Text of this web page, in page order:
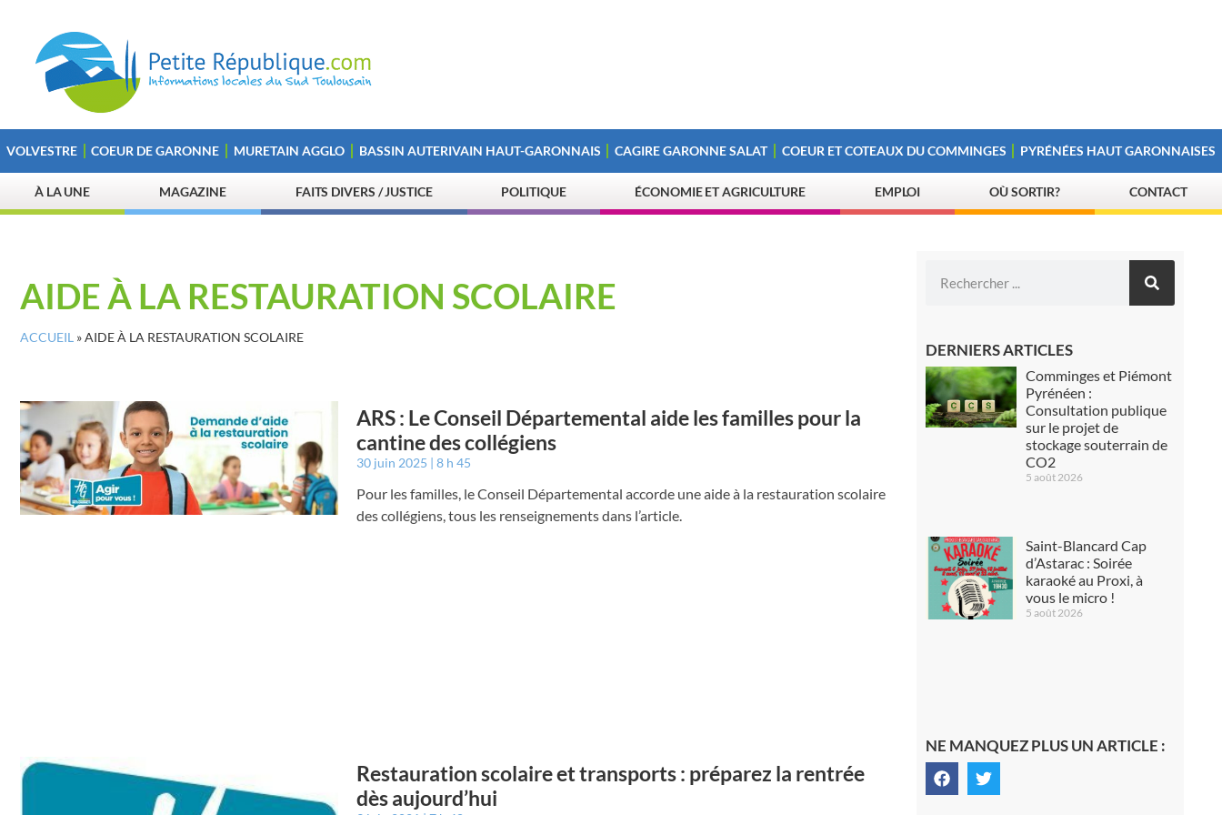
VOLVESTRE COEUR DE GARONNE MURETAIN AGGLO BASSIN AUTERIVAIN HAUT-GARONNAIS CAGIRE GARONNE SALAT COEUR ET COTEAUX DU COMMINGES PYRÉNÉES HAUT GARONNAISES
À LA UNE MAGAZINE FAITS DIVERS / JUSTICE POLITIQUE ÉCONOMIE ET AGRICULTURE EMPLOI OÙ SORTIR? CONTACT
AIDE À LA RESTAURATION SCOLAIRE
ACCUEIL »AIDE À LA RESTAURATION SCOLAIRE
ARS : Le Conseil Départemental aide les familles pour la
cantine des collégiens
30 juin 2025 8 h 45
Pour les familles, le Conseil Départemental accorde une aide à la restauration scolaire
des collégiens, tous les renseignements dans l’article.
Restauration scolaire et transports : préparez la rentrée
dès aujourd’hui
DERNIERS ARTICLES
Comminges et Piémont
Pyrénéen :
Consultation publique
sur le projet de
stockage souterrain de
CO2
5 août 2026
Saint-Blancard Cap
d’Astarac : Soirée
karaoké au Proxi, à
vous le micro !
5 août 2026
NE MANQUEZ PLUS UN ARTICLE :